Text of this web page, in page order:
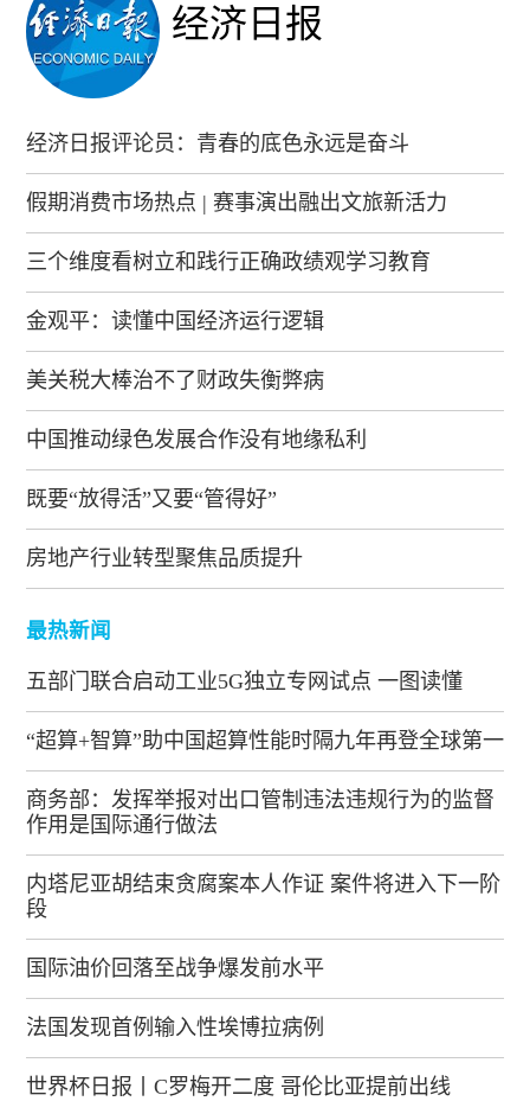
经济日报
经济日报评论员：青春的底色永远是奋斗
假期消费市场热点 | 赛事演出融出文旅新活力
三个维度看树立和践行正确政绩观学习教育
金观平：读懂中国经济运行逻辑
美关税大棒治不了财政失衡弊病
中国推动绿色发展合作没有地缘私利
既要“放得活”又要“管得好”
房地产行业转型聚焦品质提升
最热新闻
五部门联合启动工业5G独立专网试点 一图读懂
“超算+智算”助中国超算性能时隔九年再登全球第一
商务部：发挥举报对出口管制违法违规行为的监督
作用是国际通行做法
内塔尼亚胡结束贪腐案本人作证 案件将进入下一阶
段
国际油价回落至战争爆发前水平
法国发现首例输入性埃博拉病例
世界杯日报丨C罗梅开二度 哥伦比亚提前出线